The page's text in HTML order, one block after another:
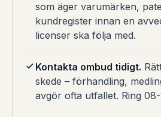
som äger varumärken,
kundregister innan en
licenser ska följa med.
Kontakta ombud tidigt.
skede – förhandling,
avgör ofta utfallet. Ring 08-